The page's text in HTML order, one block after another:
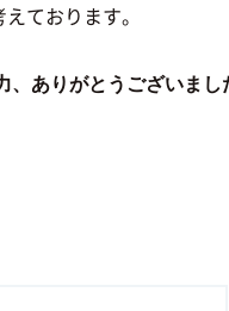
ております。
ありがとうございま